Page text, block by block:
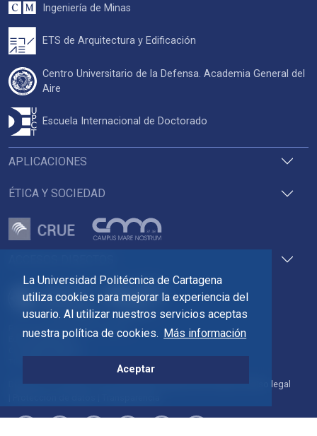
La Universidad Politécnica de Cartagena
utiliza cookies para mejorar la experiencia del
usuario. Al utilizar nuestros servicios aceptas
nuestra política de cookies. Más información
Aceptar
Pza. del Cronista Isidoro Valverde
Edif. La Milagrosa
Directorio Contacto Accesibilidad Política de Cookies Aviso legal
APLICACIONES
ÉTICA Y SOCIEDAD
Ingeniería de Minas
ETS de Arquitectura y Edificación
Centro Universitario de la Defensa. Academia General del
Aire
Escuela Internacional de Doctorado